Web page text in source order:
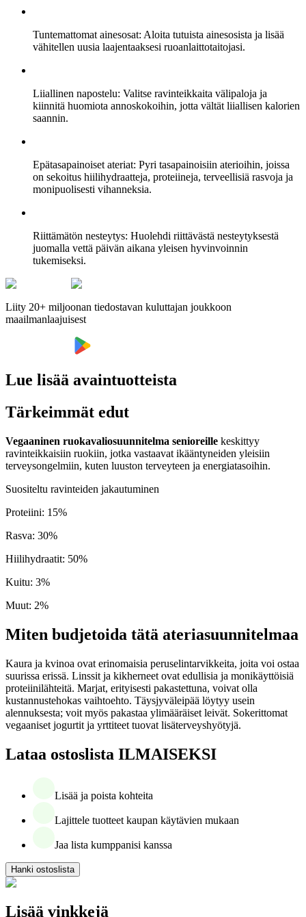
Tuntemattomat ainesosat: Aloita tutuista ainesosista ja lisää
vähitellen uusia laajentaaksesi ruoanlaittotaitojasi.
Liiallinen napostelu: Valitse ravinteikkaita välipaloja ja
kiinnitä huomiota annoskokoihin, jotta vältät liiallisen kalorien
saannin.
Epätasapainoiset ateriat: Pyri tasapainoisiin aterioihin, joissa
on sekoitus hiilihydraatteja, proteiineja, terveellisiä rasvoja ja
monipuolisesti vihanneksia.
Riittämätön nesteytys: Huolehdi riittävästä nesteytyksestä
juomalla vettä päivän aikana yleisen hyvinvoinnin
tukemiseksi.
Liity 20+ miljoonan tiedostavan kuluttajan joukkoon
maailmanlaajuisest
Lue lisää avaintuotteista
Tärkeimmät edut
Vegaaninen ruokavaliosuunnitelma senioreille keskittyy
ravinteikkaisiin ruokiin, jotka vastaavat ikääntyneiden yleisiin
terveysongelmiin, kuten luuston terveyteen ja energiatasoihin.
Suositeltu ravinteiden jakautuminen
Proteiini: 15%
Rasva: 30%
Hiilihydraatit: 50%
Kuitu: 3%
Muut: 2%
Miten budjetoida tätä ateriasuunnitelmaa
Kaura ja kvinoa ovat erinomaisia peruselintarvikkeita, joita voi ostaa
suurissa erissä. Linssit ja kikherneet ovat edullisia ja monikäyttöisiä
proteiinilähteitä. Marjat, erityisesti pakastettuna, voivat olla
kustannustehokas vaihtoehto. Täysjyväleipää löytyy usein
alennuksesta; voit myös pakastaa ylimääräiset leivät. Sokerittomat
vegaaniset jogurtit ja yrttiteet tuovat lisäterveyshyötyjä.
Lataa ostoslista ILMAISEKSI
Lisää ja poista kohteita
Lajittele tuotteet kaupan käytävien mukaan
Jaa lista kumppanisi kanssa
Hanki ostoslista
Lisää vinkkejä